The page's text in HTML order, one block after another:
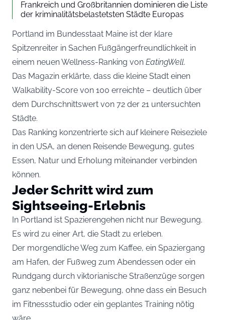
Frankreich und Großbritannien dominieren die Liste
der kriminalitätsbelastetsten Städte Europas
Portland im Bundesstaat Maine ist der klare
Spitzenreiter in Sachen Fußgängerfreundlichkeit in
einem neuen Wellness-Ranking von EatingWell.
Das Magazin erklärte, dass die kleine Stadt einen
Walkability-Score von 100 erreichte – deutlich über
dem Durchschnittswert von 72 der 21 untersuchten
Städte.
Das Ranking konzentrierte sich auf kleinere Reiseziele
in den USA, an denen Reisende Bewegung, gutes
Essen, Natur und Erholung miteinander verbinden
können.
Jeder Schritt wird zum
Sightseeing-Erlebnis
In Portland ist Spazierengehen nicht nur Bewegung.
Es wird zu einer Art, die Stadt zu erleben.
Der morgendliche Weg zum Kaffee, ein Spaziergang
am Hafen, der Fußweg zum Abendessen oder ein
Rundgang durch viktorianische Straßenzüge sorgen
ganz nebenbei für Bewegung, ohne dass ein Besuch
im Fitnessstudio oder ein geplantes Training nötig